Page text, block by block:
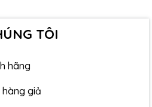
TÔI
hãng
hàng giả